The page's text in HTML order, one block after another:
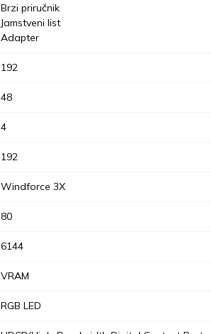
Brzi priručnik
Jamstveni list
Adapter
192
48
4
192
Windforce 3X
80
6144
VRAM
RGB LED